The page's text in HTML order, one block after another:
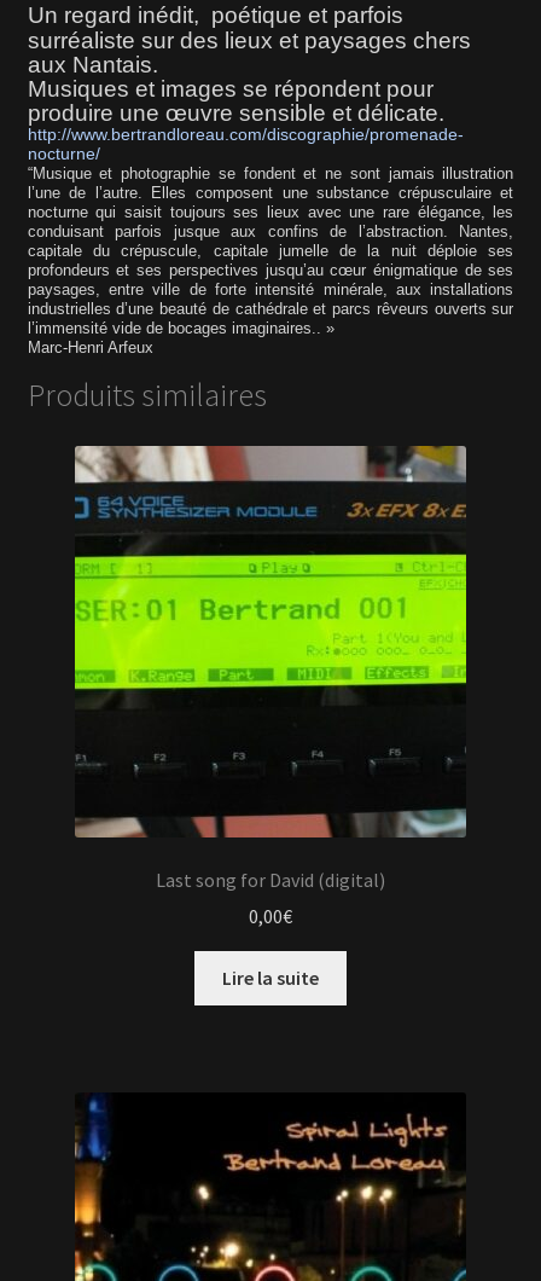
Un regard inédit, poétique et parfois
surréaliste sur des lieux et paysages chers
aux Nantais.
Musiques et images se répondent pour
produire une œuvre sensible et délicate.
http://www.bertrandloreau.com/discographie/promenade-
nocturne/
“Musique et photographie se fondent et ne sont jamais illustration
l’une de l’autre. Elles composent une substance crépusculaire et
nocturne qui saisit toujours ses lieux avec une rare élégance, les
conduisant parfois jusque aux confins de l’abstraction. Nantes,
capitale du crépuscule, capitale jumelle de la nuit déploie ses
profondeurs et ses perspectives jusqu’au cœur énigmatique de ses
paysages, entre ville de forte intensité minérale, aux installations
industrielles d’une beauté de cathédrale et parcs rêveurs ouverts sur
l’immensité vide de bocages imaginaires.. »
Marc-Henri Arfeux
Produits similaires
Last song for David (digital)
0,00€
Lire la suite